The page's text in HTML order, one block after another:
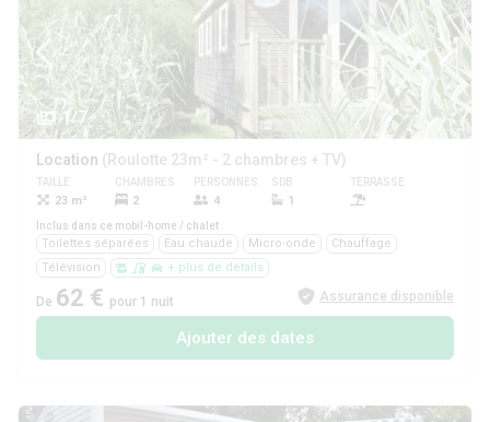
1/7
Location (Roulotte 23m² - 2 chambres + TV)
TAILLE
23 m²
CHAMBRES
2
PERSONNES
4
SDB
1
TERRASSE
Inclus dans ce mobil-home / chalet
Toilettes séparées Eau chaude Micro-onde
Chauffage
Télévision
+ plus de détails
De 62 € pour 1 nuit Assurance disponible
Ajouter des dates